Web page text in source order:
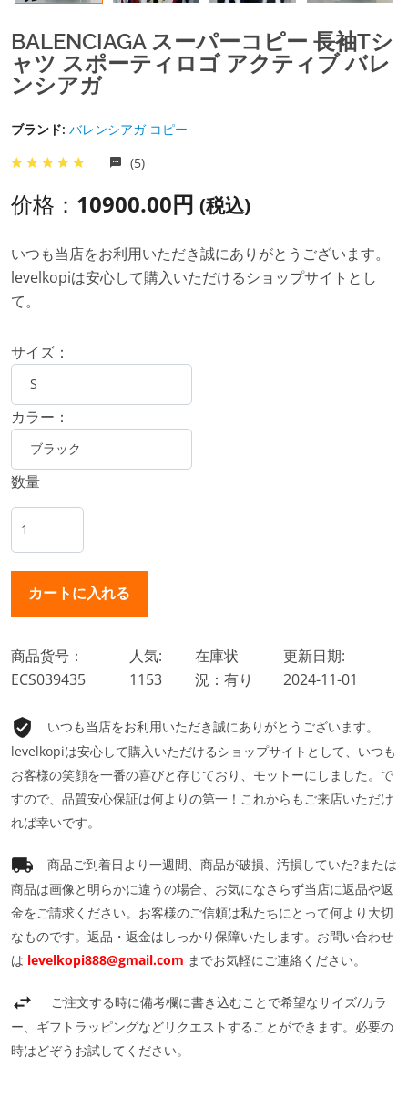
BALENCIAGA スーパーコピー 長袖Tシ
ャツ スポーティロゴ アクティブ バレ
ンシアガ
ブランド: バレンシアガ コピー
(5)
价格： 10900.00円 (税込)
いつも当店をお利用いただき誠にありがとうございます。
levelkopiは安心して購入いただけるショップサイトとし
て。
サイズ：
カラー：
数量
商品货号：
ECS039435
人気:
1153
在庫状
況：有り
更新日期:
2024-11-01
いつも当店をお利用いただき誠にありがとうございます。
levelkopiは安心して購入いただけるショップサイトとして、いつも
お客様の笑顔を一番の喜びと存じており、モットーにしました。で
すので、品質安心保証は何よりの第一！これからもご来店いただけ
れば幸いです。
商品ご到着日より一週間、商品が破損、汚損していた?または
商品は画像と明らかに違うの場合、お気になさらず当店に返品や返
金をご請求ください。お客様のご信頼は私たちにとって何より大切
なものです。返品・返金はしっかり保障いたします。お問い合わせ
は levelkopi888@gmail.com までお気軽にご連絡ください。
ご注文する時に備考欄に書き込むことで希望なサイズ/カラ
ー、ギフトラッピングなどリクエストすることができます。必要の
時はどぞうお試してください。